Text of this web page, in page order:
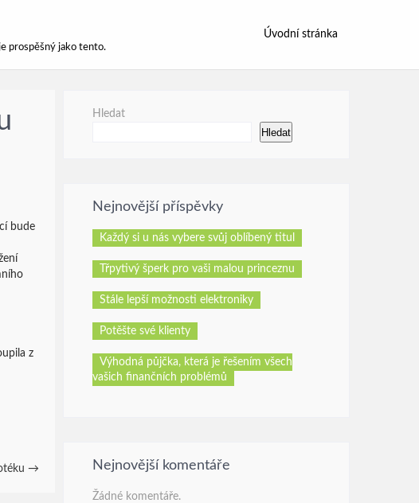
prospěšný jako tento.
Úvodní stránka
bude
z
→
Hledat
Hledat
Nejnovější příspěvky
Každý si u nás vybere svůj oblíbený titul
Třpytivý šperk pro vaši malou princeznu
Stále lepší možnosti elektroniky
Potěšte své klienty
Výhodná půjčka, která je řešením všech
vašich finančních problémů
Nejnovější komentáře
Žádné komentáře.